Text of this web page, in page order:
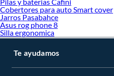
Cobertores para auto Smart cover
Jarros Pasabahce
Asus rog phone 8
Silla ergonomica
Te ayudamos